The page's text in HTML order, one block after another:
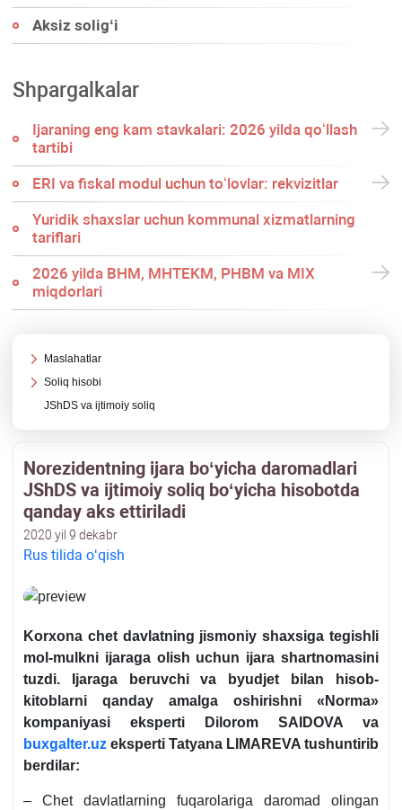
Aksiz soligʻi
Shpargalkalar
Ijaraning eng kam stavkalari: 2026 yilda qoʻllash
tartibi
ERI va fiskal modul uchun toʻlovlar: rekvizitlar
Yuridik shaхslar uchun kommunal хizmatlarning
tariflari
2026 yilda BHM, MHTEKM, PHBM va MIX
miqdorlari
Maslahatlar
Soliq hisobi
JShDS va ijtimoiy soliq
Norezidentning ijara boʻyicha daromadlari
JShDS va ijtimoiy soliq boʻyicha hisobotda
qanday aks ettiriladi
2020 yil 9 dekabr
Rus tilida oʻqish
Korхona chet davlatning jismoniy shaхsiga tegishli
mol-mulkni ijaraga olish uchun ijara shartnomasini
tuzdi. Ijaraga beruvchi va byudjet bilan hisob-
kitoblarni qanday amalga oshirishni «Norma»
kompaniyasi eksperti Dilorom SAIDOVA va
buxgalter.uz eksperti Tatyana LIMAREVA tushuntirib
berdilar:
– Chet davlatlarning fuqarolariga daromad olingan